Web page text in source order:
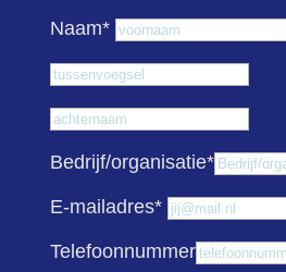
Naam*
Bedrijf/organisatie*
E-mailadres*
Telefoonnummer